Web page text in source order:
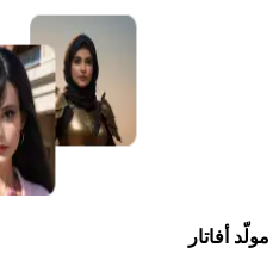
مولّد أفاتار